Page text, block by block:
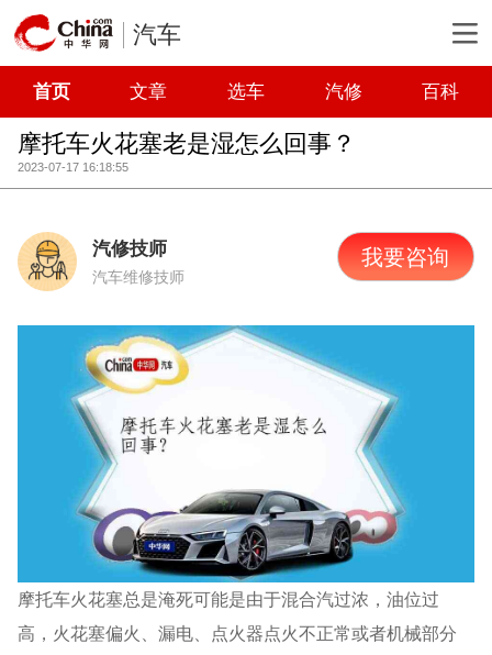
汽车
首页 文章 选车 汽修 百科
摩托车火花塞老是湿怎么回事？
2023-07-17 16:18:55
汽修技师
汽车维修技师
我要咨询
摩托车火花塞总是淹死可能是由于混合汽过浓，油位过
高，火花塞偏火、漏电、点火器点火不正常或者机械部分